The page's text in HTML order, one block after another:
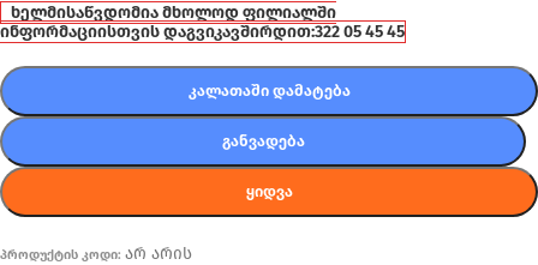
ხელმისაწვდომია მხოლოდ ფილიალში
ინფორმაციისთვის დაგვიკავშირდით:322 05 45 45
ᲙᲐᲚᲐᲗᲐᲨᲘ ᲓᲐᲛᲐᲢᲔᲑᲐ
ᲒᲐᲜᲕᲐᲓᲔᲑᲐ
ᲧᲘᲓᲕᲐ
პროდუქტის კოდი: არ არის